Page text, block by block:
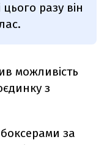
разу він
можливість
з
за